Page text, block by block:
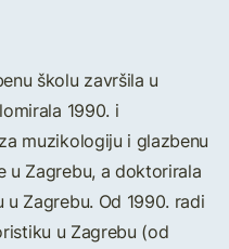
školu završila u
1990. i
muzikologiju i glazbenu
u Zagrebu, a doktorirala
Zagrebu. Od 1990. radi
u Zagrebu (od